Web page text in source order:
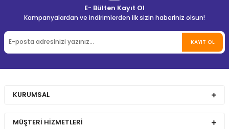
E- Bülten Kayıt Ol
Kampanyalardan ve indirimlerden ilk sizin haberiniz olsun!
KAYIT OL
KURUMSAL
MÜŞTERİ HİZMETLERİ